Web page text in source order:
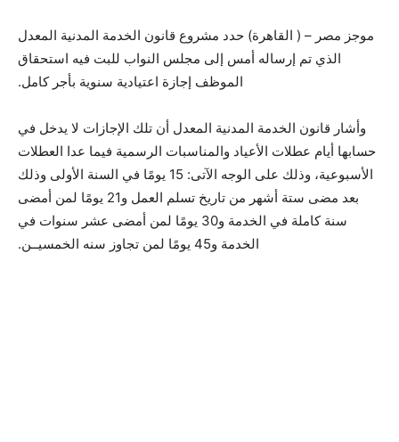
موجز مصر – ( القاهرة) حدد مشروع قانون الخدمة المدنية المعدل
الذي تم إرساله أمس إلى مجلس النواب للبت فيه استحقاق
الموظف إجازة اعتيادية سنوية بأجر كامل.
وأشار قانون الخدمة المدنية المعدل أن تلك الإجازات لا يدخل في
حسابها أيام عطلات الأعياد والمناسبات الرسمية فيما عدا العطلات
الأسبوعية، وذلك على الوجه الآتى: 15 يومًا في السنة الأولى وذلك
بعد مضى ستة أشهر من تاريخ تسلم العمل و21 يومًا لمن أمضى
سنة كاملة في الخدمة و30 يومًا لمن أمضى عشر سنوات في
الخدمة و45 يومًا لمن تجاوز سنه الخمسيــن.